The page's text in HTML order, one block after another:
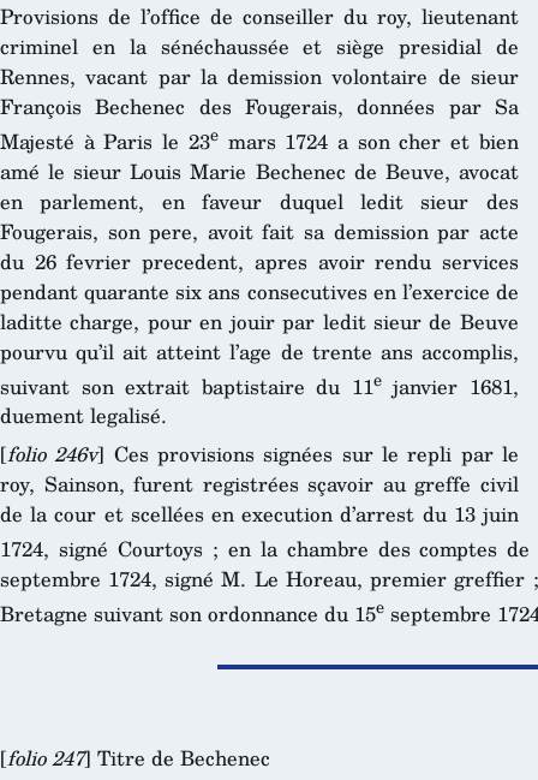
Provisions de l’office de conseiller du roy, lieutenant
criminel en la sénéchaussée et siège presidial de
Rennes, vacant par la demission volontaire de sieur
François Bechenec des Fougerais, données par Sa
Majesté à Paris le 23emars 1724 a son cher et bien
amé le sieur Louis Marie Bechenec de Beuve, avocat
en parlement, en faveur duquel ledit sieur des
Fougerais, son pere, avoit fait sa demission par acte
du 26 fevrier precedent, apres avoir rendu services
pendant quarante six ans consecutives en l’exercice de
laditte charge, pour en jouir par ledit sieur de Beuve
pourvu qu’il ait atteint l’age de trente ans accomplis,
suivant son extrait baptistaire du 11ejanvier 1681,
duement legalisé.
[folio 246v] Ces provisions signées sur le repli par le
roy, Sainson, furent registrées sçavoir au greffe civil
de la cour et scellées en execution d’arrest du 13 juin
1724, signé Courtoys ; en la chambre des comptes
septembre 1724, signé M. Le Horeau, premier greffier
Bretagne suivant son ordonnance du 15e septembre
[folio 247] Titre de Bechenec